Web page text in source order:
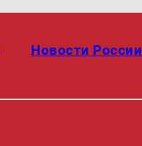
Новости России